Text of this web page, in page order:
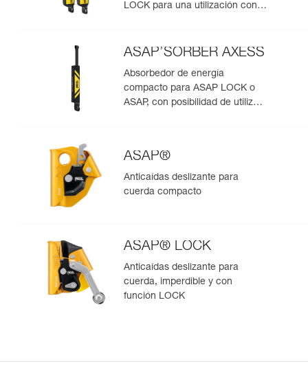
LOCK para una utilización con
ASAP’SORBER AXESS
Absorbedor de energía
compacto para ASAP LOCK o
ASAP, con posibilidad de utilizar
ASAP®
Anticaídas deslizante para
cuerda compacto
ASAP® LOCK
Anticaídas deslizante para
cuerda, imperdible y con
función LOCK